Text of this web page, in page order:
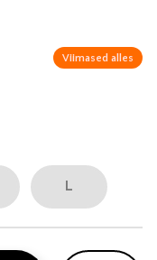
Viimased alles
L